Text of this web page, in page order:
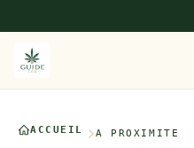
ACCUEIL À PROXIMITÉ